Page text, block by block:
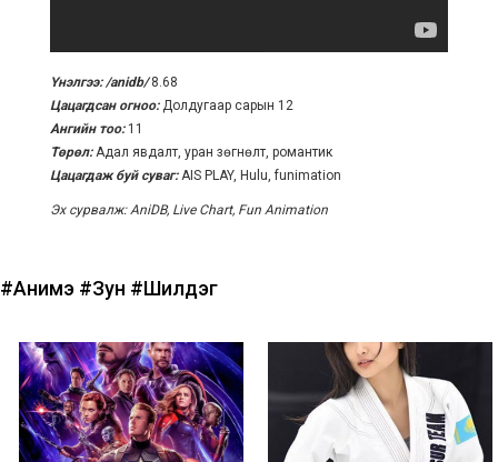
Үнэлгээ: /anidb/8.68
Цацагдсан огноо:Долдугаар сарын 12
Ангийн тоо:11
Төрөл:Адал явдалт, уран зөгнөлт, романтик
Цацагдаж буй суваг:AIS PLAY, Hulu, funimation
Эх сурвалж: AniDB, Live Chart, Fun Animation
#Анимэ #Зун #Шилдэг